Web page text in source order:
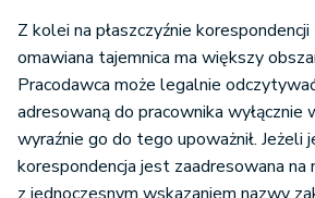
Z kolei na płaszczyźnie
omawiana tajemnica ma większy
Pracodawca może legalnie
adresowaną do pracownika wyłącznie
wyraźnie go do tego upoważnił. Jeżeli
korespondencja jest zaadresowana na